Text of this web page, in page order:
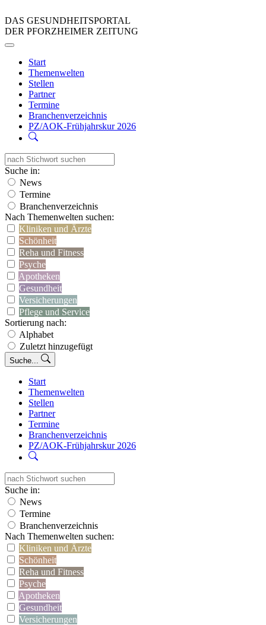
DAS GESUNDHEITSPORTAL
DER PFORZHEIMER ZEITUNG
Start
Themenwelten
Stellen
Partner
Termine
Branchenverzeichnis
PZ/AOK-Frühjahrskur 2026
Suche in:
News
Termine
Branchenverzeichnis
Nach Themenwelten suchen:
Kliniken und Ärzte
Schönheit
Reha und Fitness
Psyche
Apotheken
Gesundheit
Versicherungen
Pflege und Service
Sortierung nach:
Alphabet
Zuletzt hinzugefügt
Suche...
Start
Themenwelten
Stellen
Partner
Termine
Branchenverzeichnis
PZ/AOK-Frühjahrskur 2026
Suche in:
News
Termine
Branchenverzeichnis
Nach Themenwelten suchen:
Kliniken und Ärzte
Schönheit
Reha und Fitness
Psyche
Apotheken
Gesundheit
Versicherungen